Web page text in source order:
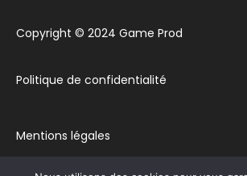
Copyright © 2024 Game Prod
Politique de confidentialité
Mentions légales